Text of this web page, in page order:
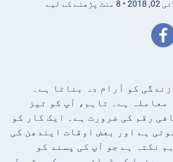
کے لیے
کو آرام دہ بناتا ہے۔
معاملہ ہے۔ تاہم، آپ کو تیز
رقم کی ضرورت ہے۔ ایک کار کو
ہے اور بعض اوقات ایندھن کی
نکتہ ہے جو آپ کی پسند کو